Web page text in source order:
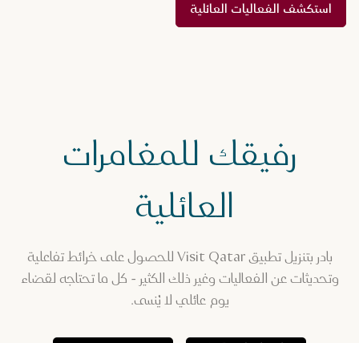
استكشف الفعاليات العائلية
رفيقك للمغامرات
العائلية
بادر بتنزيل تطبيق Visit Qatar للحصول على خرائط تفاعلية
وتحديثات عن الفعاليات وغير ذلك الكثير - كل ما تحتاجه لقضاء
يوم عائلي لا يُنسى.